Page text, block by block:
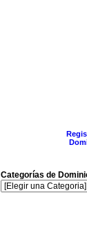
Categorías de